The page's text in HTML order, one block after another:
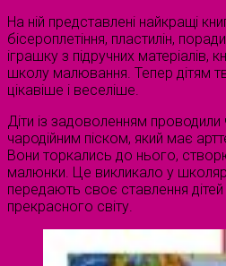
На ній представлені найкращі
бісероплетіння, пластилін,
іграшку з підручних матеріалів,
школу малювання. Тепер дітям
цікавіше і веселіше.
Діти із задоволенням проводили
чародійним піском, який має
Вони торкались до нього,
малюнки. Це викликало у
передають своє ставлення
прекрасного світу.